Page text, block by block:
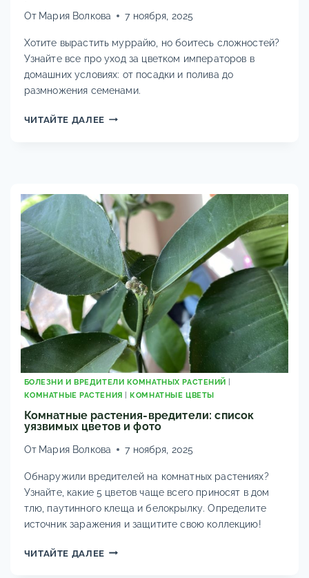
От Мария Волкова 7 ноября, 2025
Хотите вырастить муррайю, но боитесь сложностей?
Узнайте все про уход за цветком императоров в
домашних условиях: от посадки и полива до
размножения семенами.
ЧИТАЙТЕ ДАЛЕЕУХОД
И
ЦВЕТЕНИЕ
БОЛЕЗНИ И ВРЕДИТЕЛИ КОМНАТНЫХ РАСТЕНИЙ
КОМНАТНЫЕ РАСТЕНИЯ |КОМНАТНЫЕ ЦВЕТЫ
Комнатные растения-вредители: список
уязвимых цветов и фото
От Мария Волкова 7 ноября, 2025
Обнаружили вредителей на комнатных растениях?
Узнайте, какие 5 цветов чаще всего приносят в дом
тлю, паутинного клеща и белокрылку. Определите
источник заражения и защитите свою коллекцию!
ЧИТАЙТЕ ДАЛЕЕКОМНАТНЫЕ